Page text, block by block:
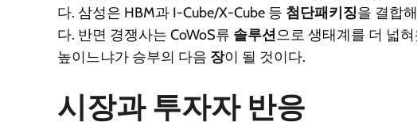
다. 삼성은 HBM과 I-Cube/X-Cube 등 첨단패키징을 결합
다. 반면 경쟁사는 CoWoS류 솔루션으로 생태계를 더 넓
높이느냐가 승부의 다음 장이 될 것이다.
시장과 투자자 반응